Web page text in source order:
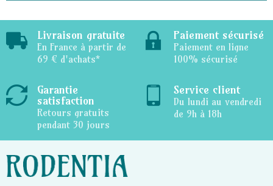
Livraison gratuite
En France à partir de
69 € d'achats*
Paiement sécurisé
Paiement en ligne
100% sécurisé
Garantie
satisfaction
Retours gratuits
pendant 30 jours
Service client
Du lundi au vendredi
de 9h à 18h